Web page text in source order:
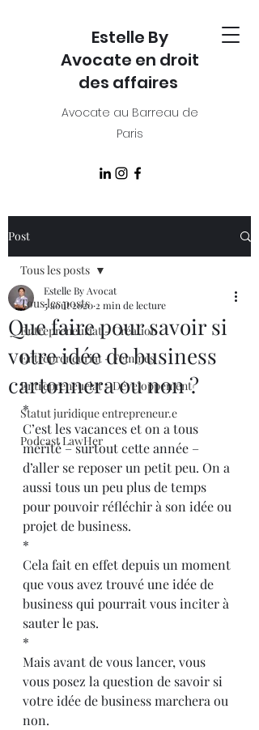
Estelle By
Avocate en droit
des affaires
Avocate au Barreau de
Paris
Post
Tous les posts
Entrepreneuriat - Création
Entrepreneuriat - Femmes
Entrepreneuriat - Développement
Statut juridique entrepreneur.e
Podcast LawHer
Tous les posts
Que faire pour savoir si
votre idée de business
cartonnera ou non ?
Estelle By Avocat
5 août 2020 2 min de lecture
*
C’est les vacances et on a tous
mérité – surtout cette année –
d’aller se reposer un petit peu. On a
aussi tous un peu plus de temps
pour pouvoir réfléchir à son idée ou
projet de business.
*
Cela fait en effet depuis un moment
que vous avez trouvé une idée de
business qui pourrait vous inciter à
sauter le pas.
*
Mais avant de vous lancer, vous
vous posez la question de savoir si
votre idée de business marchera ou
non.